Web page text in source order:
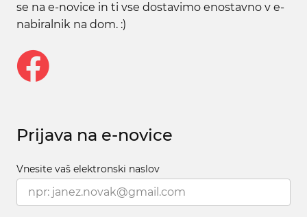
se na e-novice in ti vse dostavimo enostavno v e-
nabiralnik na dom. :)
Prijava na e-novice
Vnesite vaš elektronski naslov